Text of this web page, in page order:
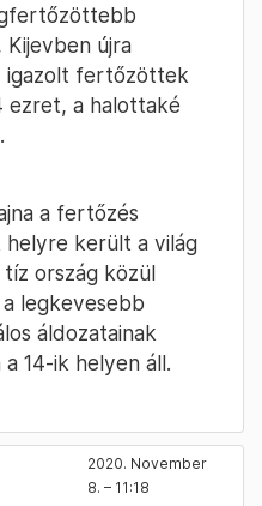
újra
igazolt fertőzöttek
ezret, a halottaké
a fertőzés
helyre került a világ
ország közül
legkevesebb
áldozatainak
14-ik helyen áll.
2020. November
8. – 11:18